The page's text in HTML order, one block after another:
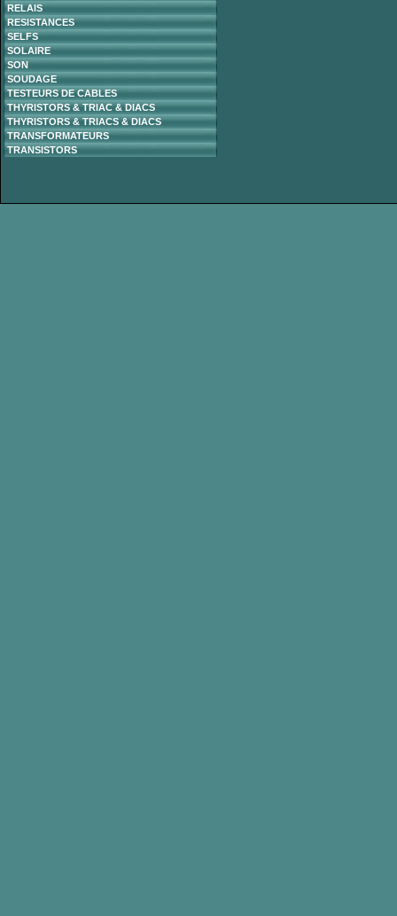
RELAIS
RESISTANCES
SELFS
SOLAIRE
SON
SOUDAGE
TESTEURS DE CABLES
THYRISTORS & TRIAC & DIACS
THYRISTORS & TRIACS & DIACS
TRANSFORMATEURS
TRANSISTORS